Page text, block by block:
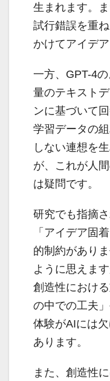
生まれます。
試行錯誤を重
かけてアイデ
一方、GPT-4
量のテキスト
ンに基づいて
学習データの
しない連想を
が、これが人
は疑問です。
研究でも指摘
「アイデア固
的制約があり
ように思えま
創造性におけ
の中での工夫
体験がAIには
あります。
また、創造性